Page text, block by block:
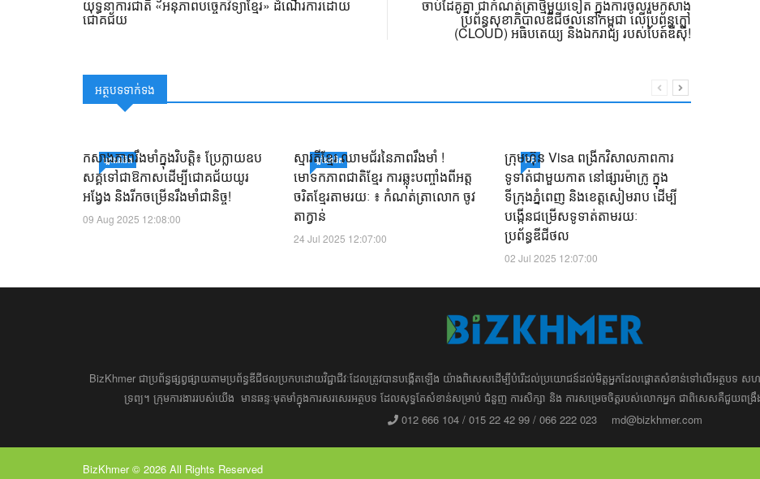
យុទ្ធនាការជាតិ «អនុភាពបច្ចេកវិទ្យាខ្មែរ» ដំណើរការដោយ
ជោគជ័យ
ចាប់ដៃគូគ្នា ជាកំណត់ត្រាថ្មីមួយទៀត ក្នុងការចូលរួមកសាង
ប្រព័ន្ធសុខាភិបាលឌីជីថល​នៅកម្ពុជា លើប្រព័ន្ធក្លៅ
(CLOUD) អធិបតេយ្យ និងឯករាជ្យ របស់បៃត៍ឌីស៊ី!
អត្ថបទទាក់ទង
ឃ្លាំង​គំនិត
កសាងភាពរឹងមាំក្នុងវិបត្តិ៖ ប្រែក្លាយឧប
សគ្គទៅជាឱកាសដើម្បីជោគជ័យយូរ
អង្វែង និងរីកចម្រើនរឹងមាំជានិច្ច!
09 Aug 2025 12:08:00
ឃ្លាំង​គំនិត
ស្មារតីខ្មែរ ឈាមជ័រនៃភាពរឹងមាំ !
មោទកភាពជាតិខ្មែរ ការឆ្លុះបញ្ចាំងពីអត្ត
ចរិតខ្មែរតាមរយៈ ៖ កំណត់ត្រាលោក ចូវ
តាក្វាន់
24 Jul 2025 12:07:00
PR
ក្រុមហ៊ុន Visa ពង្រីកវិសាលភាពការ
ទូទាត់ជាមួយកាត នៅផ្សារម៉ាក្រូ ក្នុង
ទីក្រុងភ្នំពេញ និងខេត្តសៀមរាប ដើម្បី
បង្កើនជម្រើសទូទាត់តាមរយៈ
ប្រព័ន្ធឌីជីថល
02 Jul 2025 12:07:00
BizKhmer ​ជា​​ប្រព័ន្ធ​ផ្សព្វផ្សាយ​តាម​ប្រព័ន្ធ​ឌីជីថល​​​ប្រកប​ដោយ​វិជ្ជាជីវៈ​ដែល​​​ត្រូវ​បាន​បង្កើតឡើង យ៉ាង​ពិសេស​​ដើម្បី​បំរើ​ដល់​ប្រយោជន៍​​​ដល់​មិត្ត​អ្នក​ដែល​ផ្ដោត​សំខាន់​ទៅ​លើ​អត្ថបទ​
ទ្រព្យ។ ​ក្រុម​​ការងារ​របស់​យើង​ ​​ មាន​ឆន្ទៈ​​មុតមាំ​​​ក្នុង​​ការ​សរសេរ​​អត្ថបទ​​ ដែល​សុទ្ធតែ​សំខាន់​សម្រាប់​ ជំនួញ​ ការសិក្សា​ ​និង ការ​សម្រេច​ចិត្ត​របស់​​លោក​អ្នក​ ជាពិសេស​​គឺ​​ជួយ​ពង្រឹ
012 666 104 / 015 22 42 99 / 066 222 023
md@bizkhmer.com
BizKhmer © 2026 All Rights Reserved